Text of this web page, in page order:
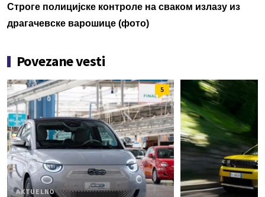
Строге полицијске контроле на сваком излазу из
драгачевске варошице (фото)
Povezane vesti
5
AKTUELNO